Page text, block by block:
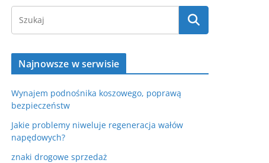
Najnowsze w serwisie
Wynajem podnośnika koszowego, poprawą
bezpieczeństw
Jakie problemy niweluje regeneracja wałów
napędowych?
znaki drogowe sprzedaż